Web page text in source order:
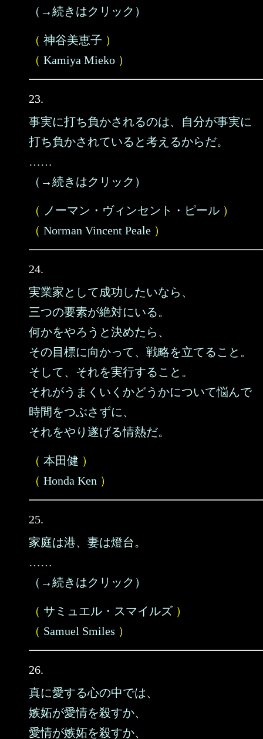
（→続きはクリック）
（ 神谷美恵子 ）
（ Kamiya Mieko ）
23.
事実に打ち負かされるのは、自分が事実に
打ち負かされていると考えるからだ。
……
（→続きはクリック）
（ ノーマン・ヴィンセント・ピール ）
（ Norman Vincent Peale ）
24.
実業家として成功したいなら、
三つの要素が絶対にいる。
何かをやろうと決めたら、
その目標に向かって、戦略を立てること。
そして、それを実行すること。
それがうまくいくかどうかについて悩んで
時間をつぶさずに、
それをやり遂げる情熱だ。
（ 本田健 ）
（ Honda Ken ）
25.
家庭は港、妻は燈台。
……
（→続きはクリック）
（ サミュエル・スマイルズ ）
（ Samuel Smiles ）
26.
真に愛する心の中では、
嫉妬が愛情を殺すか、
愛情が嫉妬を殺すか、